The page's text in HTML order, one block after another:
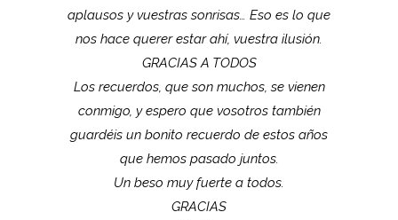
aplausos y vuestras sonrisas… Eso es lo que
nos hace querer estar ahí, vuestra ilusión.
GRACIAS A TODOS
Los recuerdos, que son muchos, se vienen
conmigo, y espero que vosotros también
guardéis un bonito recuerdo de estos años
que hemos pasado juntos.
Un beso muy fuerte a todos.
GRACIAS